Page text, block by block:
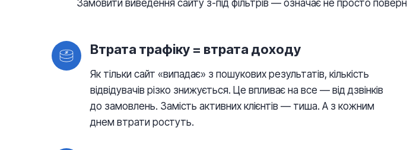
Замовити виведення сайту з-під фільтрів — означає не просто
$Втрата трафіку = втрата доходу
Як тільки сайт «випадає» з пошукових результатів, кількість
відвідувачів різко знижується. Це впливає на все — від дзвінків
до замовлень. Замість активних клієнтів — тиша. А з кожним
днем втрати ростуть.